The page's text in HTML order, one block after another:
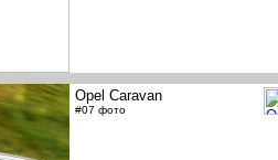
Opel Caravan
#07 фото